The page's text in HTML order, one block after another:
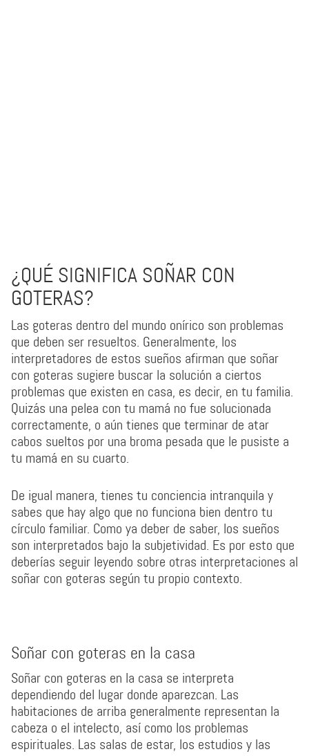
¿QUÉ SIGNIFICA SOÑAR CON
GOTERAS?
Las goteras dentro del mundo onírico son problemas
que deben ser resueltos. Generalmente, los
interpretadores de estos sueños afirman que soñar
con goteras sugiere buscar la solución a ciertos
problemas que existen en casa, es decir, en tu familia.
Quizás una pelea con tu mamá no fue solucionada
correctamente, o aún tienes que terminar de atar
cabos sueltos por una broma pesada que le pusiste a
tu mamá en su cuarto.
De igual manera, tienes tu conciencia intranquila y
sabes que hay algo que no funciona bien dentro tu
círculo familiar. Como ya deber de saber, los sueños
son interpretados bajo la subjetividad. Es por esto que
deberías seguir leyendo sobre otras interpretaciones al
soñar con goteras según tu propio contexto.
Soñar con goteras en la casa
Soñar con goteras en la casa se interpreta
dependiendo del lugar donde aparezcan. Las
habitaciones de arriba generalmente representan la
cabeza o el intelecto, así como los problemas
espirituales. Las salas de estar, los estudios y las